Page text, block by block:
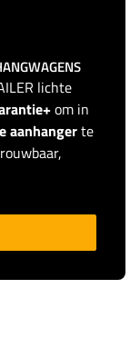
lichte
om in
aanhangerte